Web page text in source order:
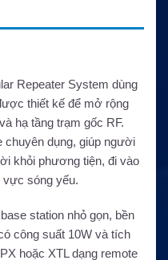
Repeater System dùng
thiết kế để mở rộng
hạ tầng trạm gốc RF.
dụng, giúp người
khỏi phương tiện, đi vào
vực sóng yếu.
station nhỏ gọn, bền
công suất 10W và tích
hoặc XTL dạng remote